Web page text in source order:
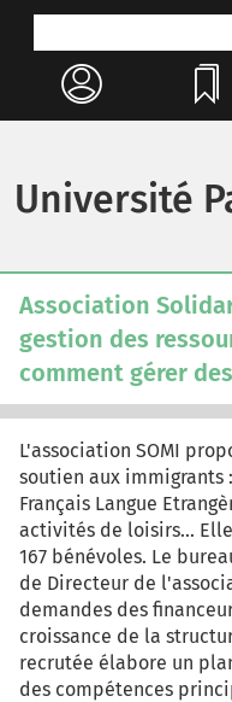
Université
Association
gestion des
comment gérer
L'association SOMI
soutien aux
Français Langue
activités de loisirs...
167 bénévoles. Le
de Directeur de
demandes des
croissance de la
recrutée élabore un
des compétences